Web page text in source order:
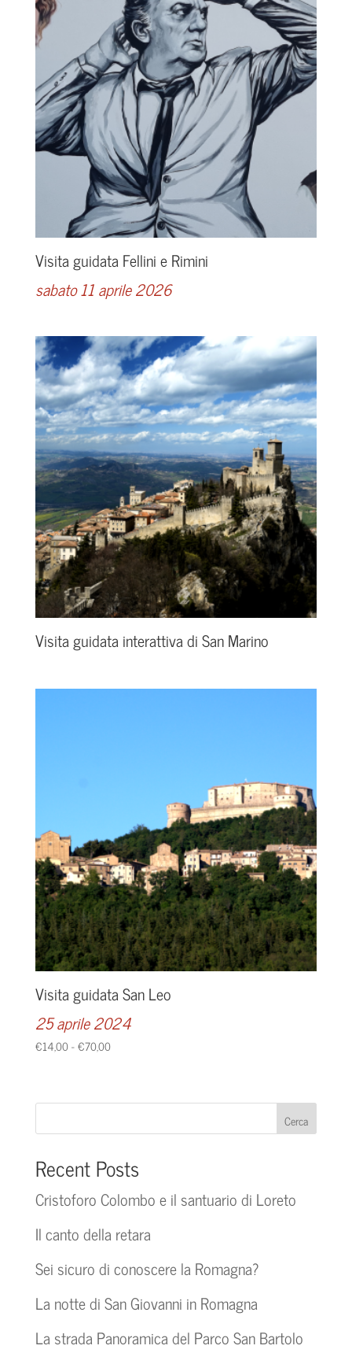
Visita guidata Fellini e Rimini
sabato 11 aprile 2026
Visita guidata interattiva di San Marino
Visita guidata San Leo
25 aprile 2024
€14,00-€70,00Fascia
da
a
Cerca
Recent Posts
Cristoforo Colombo e il santuario di Loreto
Il canto della retara
Sei sicuro di conoscere la Romagna?
La notte di San Giovanni in Romagna
La strada Panoramica del Parco San Bartolo